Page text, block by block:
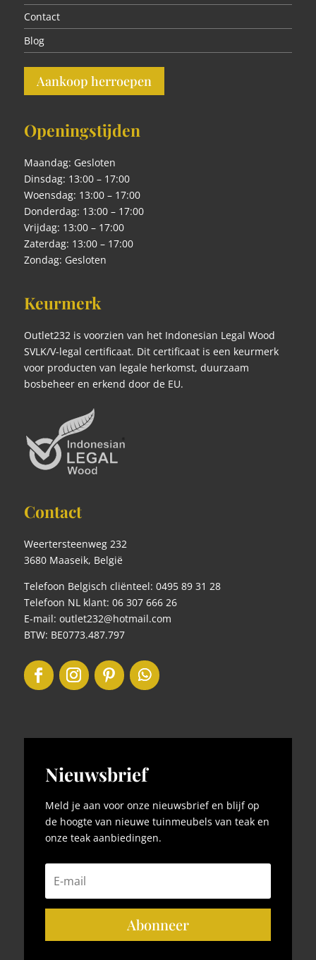
Contact
Blog
Aankoop herroepen
Openingstijden
Maandag: Gesloten
Dinsdag: 13:00 – 17:00
Woensdag: 13:00 – 17:00
Donderdag: 13:00 – 17:00
Vrijdag: 13:00 – 17:00
Zaterdag: 13:00 – 17:00
Zondag: Gesloten
Keurmerk
Outlet232 is voorzien van het Indonesian Legal Wood
SVLK/V-legal certificaat. Dit certificaat is een keurmerk
voor producten van legale herkomst, duurzaam
bosbeheer en erkend door de EU.
Contact
Weertersteenweg 232
3680 Maaseik, België
Telefoon Belgisch cliënteel: 0495 89 31 28
Telefoon NL klant: 06 307 666 26
E-mail: outlet232@hotmail.com
BTW: BE0773.487.797
Nieuwsbrief
Meld je aan voor onze nieuwsbrief en blijf op
de hoogte van nieuwe tuinmeubels van teak en
onze teak aanbiedingen.
Abonneer